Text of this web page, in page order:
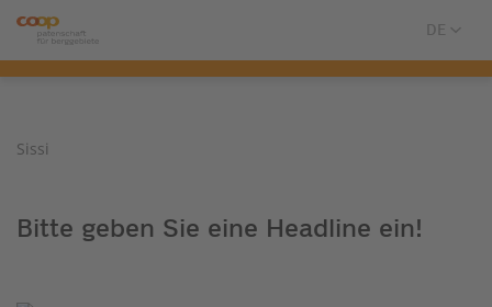
Sissi
Bitte geben Sie eine Headline ein!